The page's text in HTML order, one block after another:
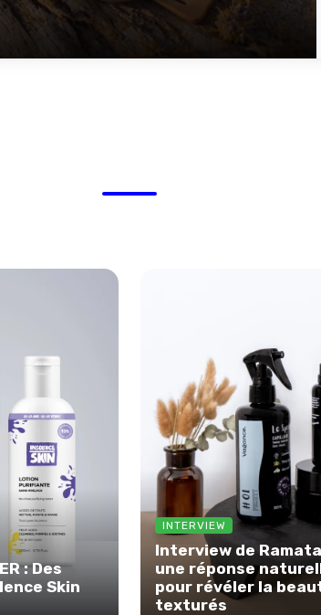
: Des
Skin
INTERVIEW
Interview de
une réponse
pour révéler la
texturés